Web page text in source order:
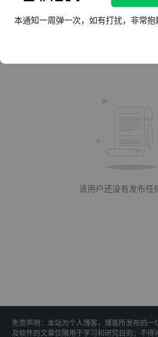
该用户还没有发布任
免责声明：本站为个人博客，博客所发布的
及软件的文章仅限用于学习和研究目的；不得
本通知一周弹一次，如有打扰，非常抱